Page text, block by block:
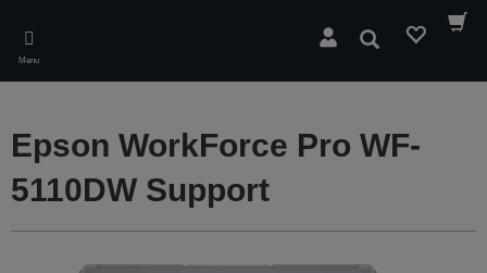
main
content
Menu
Søg
Epson WorkForce Pro WF-
5110DW Support